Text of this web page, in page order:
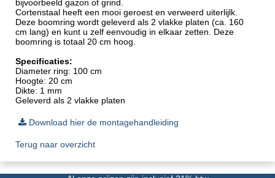
bijvoorbeeld gazon of grind.
Cortenstaal heeft een mooi geroest en verweerd uiterlijlk.
Deze boomring wordt geleverd als 2 vlakke platen (ca. 160
cm lang) en kunt u zelf eenvoudig in elkaar zetten. Deze
boomring is totaal 20 cm hoog.
Specificaties:
Diameter ring: 100 cm
Hoogte: 20 cm
Dikte: 1 mm
Geleverd als 2 vlakke platen
Download hier de montagehandleiding
Terug naar overzicht